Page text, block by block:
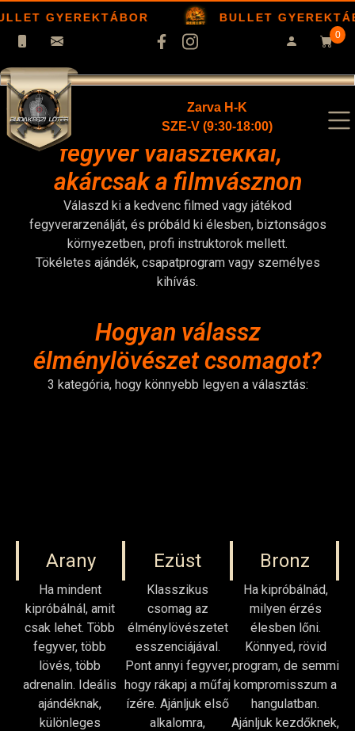
GYEREKTÁBOR BULLET
0
Zarva H-K
SZE-V (9:30-18:00)
Élménylövészet elképesztő
fegyver választékkal,
akárcsak a filmvásznon
Válaszd ki a kedvenc filmed vagy játékod
fegyverarzenálját, és próbáld ki élesben, biztonságos
környezetben, profi instruktorok mellett.
Tökéletes ajándék, csapatprogram vagy személyes
kihívás.
Hogyan válassz
élménylövészet csomagot?
3 kategória, hogy könnyebb legyen a választás:
Arany
Ha mindent
kipróbálnál, amit
csak lehet. Több
fegyver, több
lövés, több
adrenalin. Ideális
ajándéknak,
különleges
Ezüst
Klasszikus
csomag az
élménylövészetet
esszenciájával.
Pont annyi fegyver,
hogy rákapj a műfaj
ízére. Ajánljuk első
alkalomra,
Bronz
Ha kipróbálnád,
milyen érzés
élesben lőni.
Könnyed, rövid
program, de semmi
kompromisszum a
hangulatban.
Ajánljuk kezdőknek,